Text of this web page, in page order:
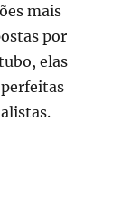
mais
por
elas